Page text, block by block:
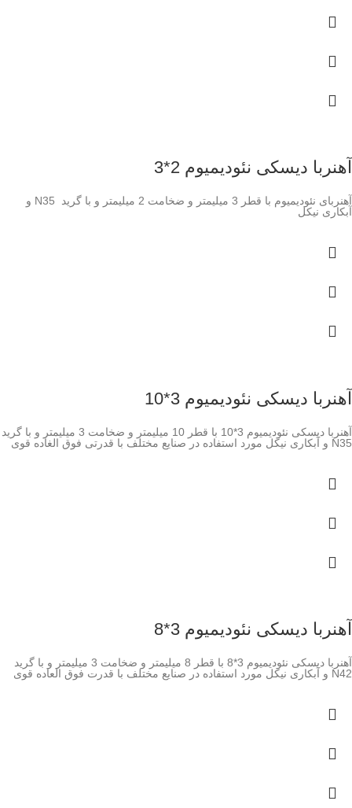
آهنربا دیسکی نئودیمیوم 2*3
آهنربای نئودیمیوم با قطر 3 میلیمتر و ضخامت 2 میلیمتر و با گرید N35 و
آبکاری نیکل
آهنربا دیسکی نئودیمیوم 3*10
آهنربا دیسکی نئودیمیوم 3*10 با قطر 10 میلیمتر و ضخامت 3 میلیمتر و با گرید
N35 و آبکاری نیکل مورد استفاده در صنایع مختلف با قدرتی فوق الغاده قوی
آهنربا دیسکی نئودیمیوم 3*8
آهنربا دیسکی نئودیمیوم 3*8 با قطر 8 میلیمتر و ضخامت 3 میلیمتر و با گرید
N42 و آبکاری نیکل مورد استفاده در صنایع مختلف با قدرت فوق العاده قوی